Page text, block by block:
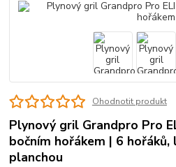
Ohodnotit produkt
Plynový gril Grandpro Pro
bočním hořákem | 6
planchou